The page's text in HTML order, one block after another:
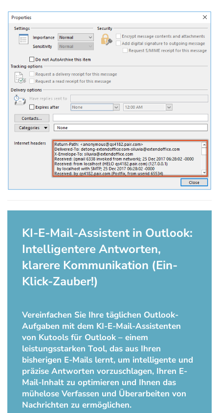
KI-E-Mail-Assistent in Outlook:
Intelligentere Antworten,
klarere Kommunikation (Ein-
Klick-Zauber!)
Vereinfachen Sie Ihre täglichen Outlook-
Aufgaben mit dem KI-E-Mail-Assistenten
von Kutools für Outlook – einem
leistungsstarken Tool, das aus Ihren
bisherigen E-Mails lernt, um intelligente und
präzise Antworten vorzuschlagen, Ihren E-
Mail-Inhalt zu optimieren und Ihnen das
mühelose Verfassen und Überarbeiten von
Nachrichten zu ermöglichen.